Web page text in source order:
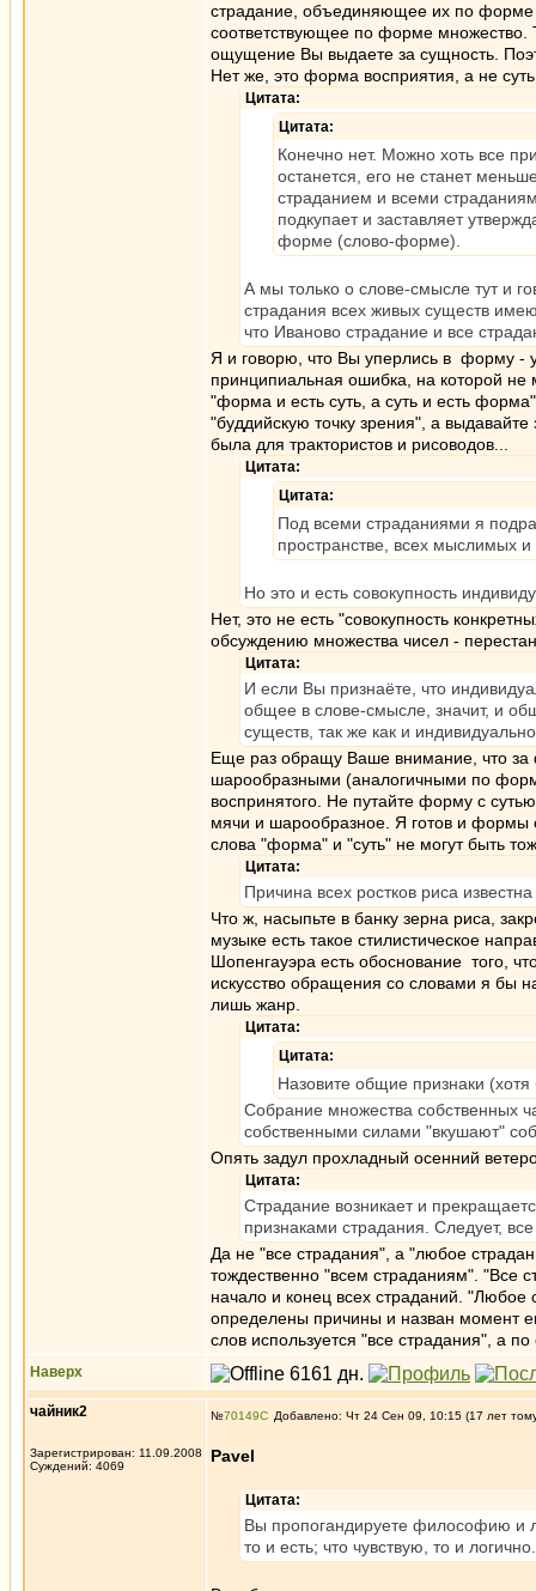
страдание, объединяющее их по форме
соответствующее по форме множество.
ощущение Вы выдаете за сущность.
Нет же, это форма восприятия, а не
Цитата:
Цитата:
Конечно нет. Можно хоть все
останется, его не станет
страданием и всеми
подкупает и заставляет
форме (слово-форме).
А мы только о слове-смысле тут и
страдания всех живых существ
что Иваново страдание и все
Я и говорю, что Вы уперлись в форму -
принципиальная ошибка, на которой
"форма и есть суть, а суть и есть
"буддийскую точку зрения", а
была для трактористов и рисоводов...
Цитата:
Цитата:
Под всеми страданиями я
пространстве, всех мыслимых
Но это и есть совокупность
Нет, это не есть "совокупность
обсуждению множества чисел -
Цитата:
И если Вы признаёте, что
общее в слове-смысле, значит, и
существ, так же как и
Еще раз обращу Ваше внимание, что
шарообразными (аналогичными по
воспринятого. Не путайте форму с
мячи и шарообразное. Я готов и формы
слова "форма" и "суть" не могут быть
Цитата:
Причина всех ростков риса
Что ж, насыпьте в банку зерна риса,
музыке есть такое стилистическое
Шопенгауэра есть обоснование того,
искусство обращения со словами я бы
лишь жанр.
Цитата:
Цитата:
Назовите общие признаки (хотя
Собрание множества собственных
собственными силами "вкушают"
Опять задул прохладный осенний
Цитата:
Страдание возникает и
признаками страдания. Следует,
Да не "все страдания", а "любое
тождественно "всем страданиям". "Все
начало и конец всех страданий. "Любое
определены причины и назван момент
слов используется "все страдания", а
Наверх
чайник2
Зарегистрирован: 11.09.2008
Суждений: 4069
№70149 Добавлено: Чт 24 Сен 09, 10:15 (17 лет
Pavel
Цитата:
Вы пропогандируете философию и
то и есть; что чувствую, то и логично.